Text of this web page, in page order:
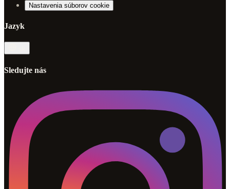
Nastavenia súborov cookie
Jazyk
Sledujte nás